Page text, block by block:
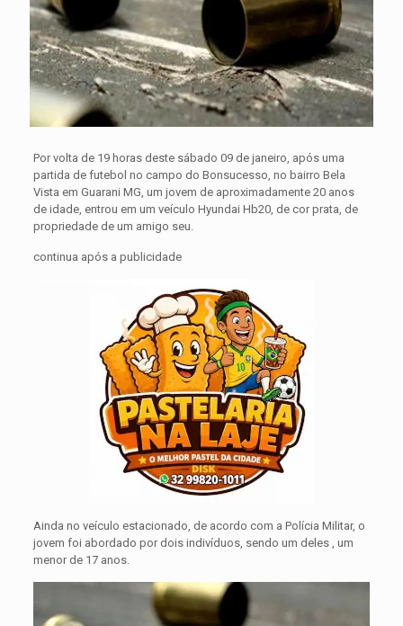
Por volta de 19 horas deste sábado 09 de janeiro, após uma
partida de futebol no campo do Bonsucesso, no bairro Bela
Vista em Guarani MG, um jovem de aproximadamente 20 anos
de idade, entrou em um veículo Hyundai Hb20, de cor prata, de
propriedade de um amigo seu.
continua após a publicidade
Ainda no veículo estacionado, de acordo com a Polícia Militar, o
jovem foi abordado por dois indivíduos, sendo um deles , um
menor de 17 anos.